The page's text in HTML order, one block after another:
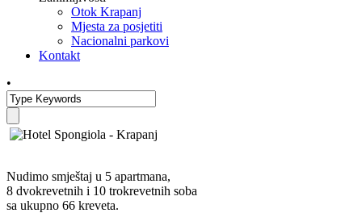
Otok Krapanj
Mjesta za posjetiti
Nacionalni parkovi
Kontakt
•
Nudimo smještaj u 5 apartmana,
8 dvokrevetnih i 10 trokrevetnih soba
sa ukupno 66 kreveta.